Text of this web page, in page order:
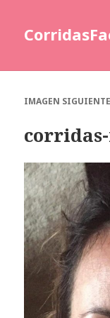
IMAGEN SIGUIENTE